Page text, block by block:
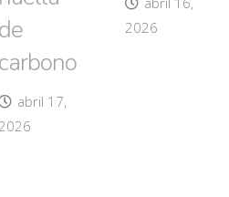
de
carbono
abril 17,
2026
2026